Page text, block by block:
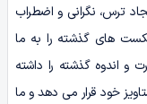
ترس، نگرانی و اضطراب
های گذشته را به ما
اندوه گذشته را داشته
خود قرار می دهد و ما